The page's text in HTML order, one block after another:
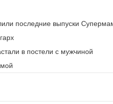
последние выпуски
в постели с мужчиной